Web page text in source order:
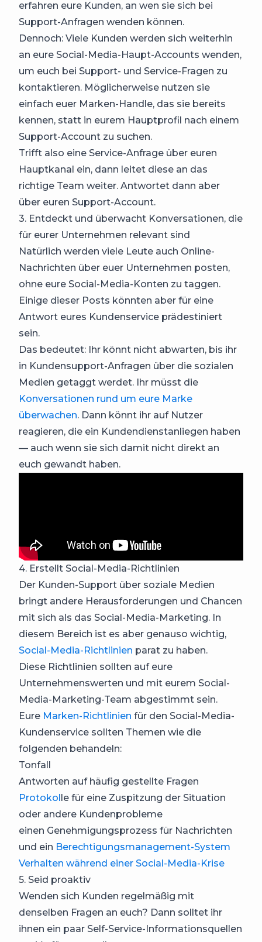
erfahren eure Kunden, an wen sie sich bei
Support-Anfragen wenden können.
Dennoch: Viele Kunden werden sich weiterhin
an eure Social-Media-Haupt-Accounts wenden,
um euch bei Support- und Service-Fragen zu
kontaktieren. Möglicherweise nutzen sie
einfach euer Marken-Handle, das sie bereits
kennen, statt in eurem Hauptprofil nach einem
Support-Account zu suchen.
Trifft also eine Service-Anfrage über euren
Hauptkanal ein, dann leitet diese an das
richtige Team weiter. Antwortet dann aber
über euren Support-Account.
3. Entdeckt und überwacht Konversationen, die
für eurer Unternehmen relevant sind
Natürlich werden viele Leute auch Online-
Nachrichten über euer Unternehmen posten,
ohne eure Social-Media-Konten zu taggen.
Einige dieser Posts könnten aber für eine
Antwort eures Kundenservice prädestiniert
sein.
Das bedeutet: Ihr könnt nicht abwarten, bis ihr
in Kundensupport-Anfragen über die sozialen
Medien getaggt werdet. Ihr müsst die
Konversationen rund um eure Marke
überwachen. Dann könnt ihr auf Nutzer
reagieren, die ein Kundendienstanliegen haben
— auch wenn sie sich damit nicht direkt an
euch gewandt haben.
4. Erstellt Social-Media-Richtlinien
Der Kunden-Support über soziale Medien
bringt andere Herausforderungen und Chancen
mit sich als das Social-Media-Marketing. In
diesem Bereich ist es aber genauso wichtig,
Social-Media-Richtlinien parat zu haben.
Diese Richtlinien sollten auf eure
Unternehmenswerten und mit eurem Social-
Media-Marketing-Team abgestimmt sein.
Eure Marken-Richtlinien für den Social-Media-
Kundenservice sollten Themen wie die
folgenden behandeln:
Tonfall
Antworten auf häufig gestellte Fragen
Protokolle für eine Zuspitzung der Situation
oder andere Kundenprobleme
einen Genehmigungsprozess für Nachrichten
und ein Berechtigungsmanagement-System
Verhalten während einer Social-Media-Krise
5. Seid proaktiv
Wenden sich Kunden regelmäßig mit
denselben Fragen an euch? Dann solltet ihr
ihnen ein paar Self-Service-Informationsquellen